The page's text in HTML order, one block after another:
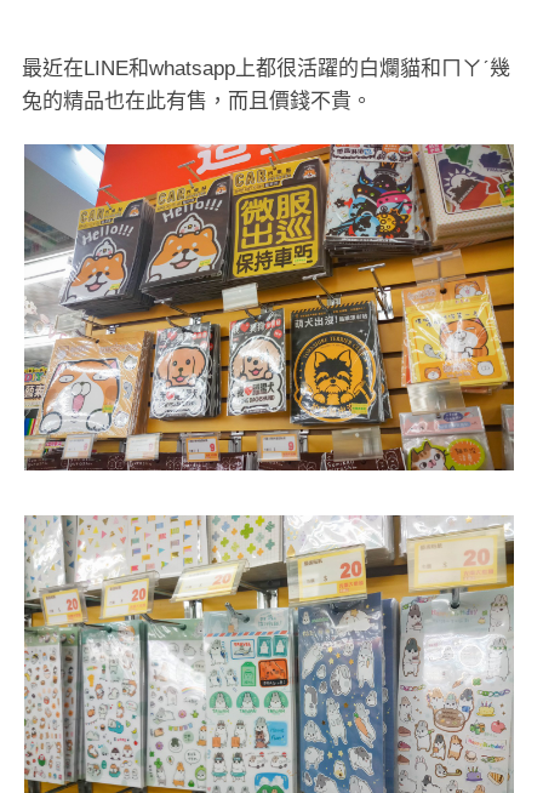
最近在LINE和whatsapp上都很活躍的白爛貓和ㄇㄚˊ幾
兔的精品也在此有售，而且價錢不貴。